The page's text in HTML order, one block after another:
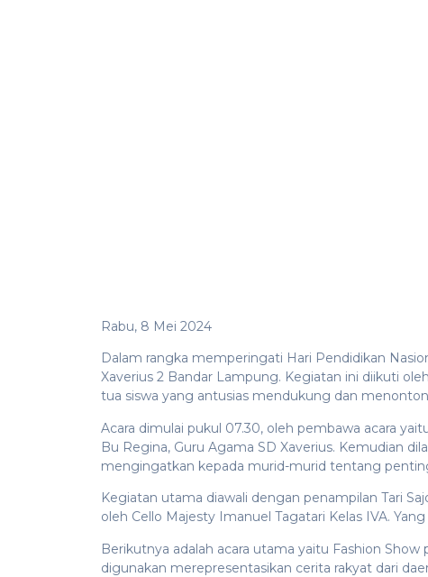
Rabu, 8 Mei 2024
Dalam rangka memperingati Hari Pendidikan
Xaverius 2 Bandar Lampung. Kegiatan ini diikuti
tua siswa yang antusias mendukung dan menonton
Acara dimulai pukul 07.30, oleh pembawa acara
Bu Regina, Guru Agama SD Xaverius. Kemudian
mengingatkan kepada murid-murid tentang
Kegiatan utama diawali dengan penampilan Tari
oleh Cello Majesty Imanuel Tagatari Kelas IVA.
Berikutnya adalah acara utama yaitu Fashion
digunakan merepresentasikan cerita rakyat dari